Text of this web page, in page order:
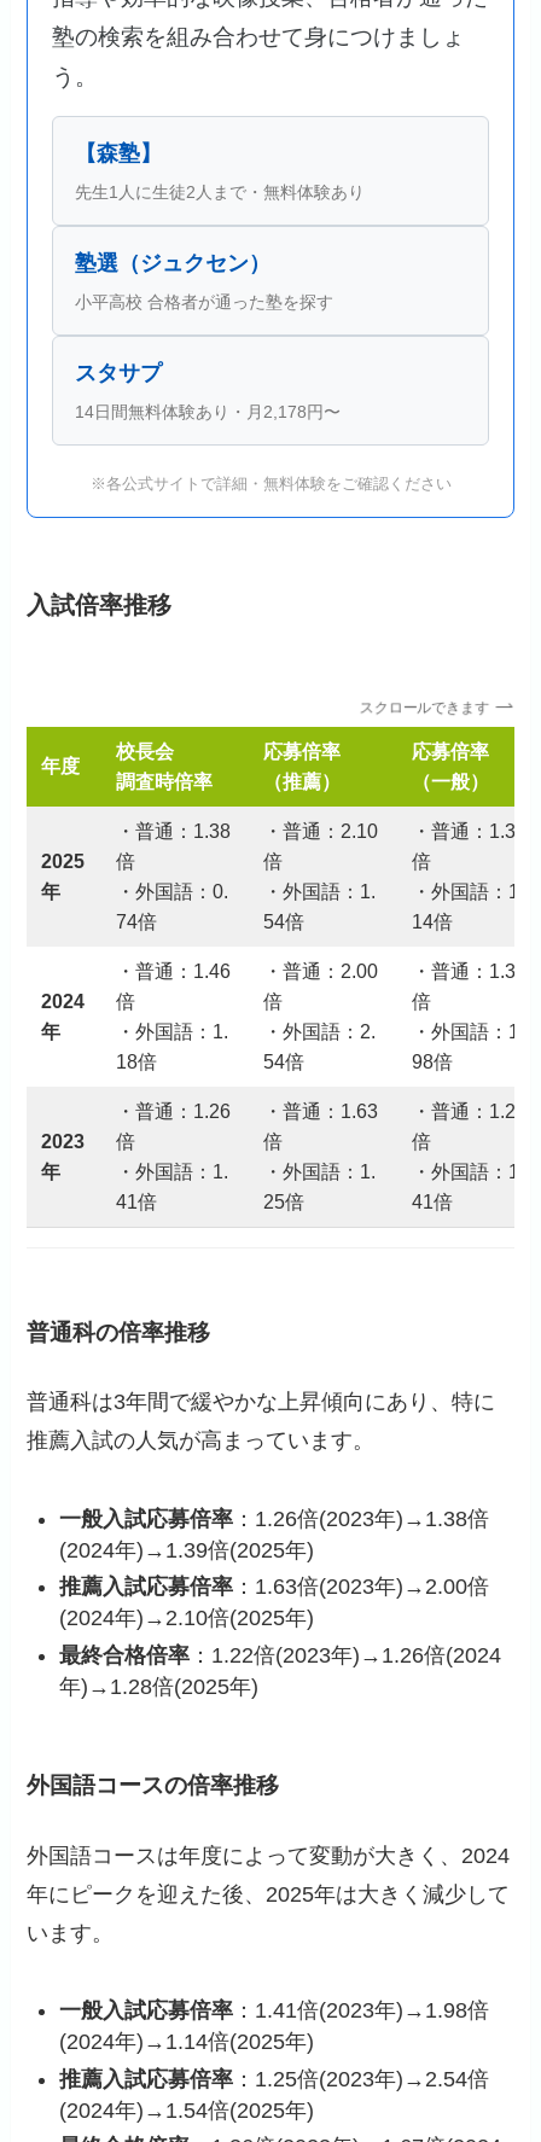
塾の検索を組み合わせて身につけましょ
う。
【森塾】
先生1人に生徒2人まで・無料体験あり
塾選（ジュクセン）
小平高校 合格者が通った塾を探す
スタサプ
14日間無料体験あり・月2,178円〜
※各公式サイトで詳細・無料体験をご確認ください
入試倍率推移
スクロールできます
年度
校長会
調査時倍率
応募倍率
（推薦）
応募倍率
（一般）
2025
年
・普通：1.38
倍
・外国語：0.
74倍
・普通：2.10
倍
・外国語：1.
54倍
・普通：1.39
倍
・外国語：1.
14倍
2024
年
・普通：1.46
倍
・外国語：1.
18倍
・普通：2.00
倍
・外国語：2.
54倍
・普通：1.38
倍
・外国語：1.
98倍
2023
年
・普通：1.26
倍
・外国語：1.
41倍
・普通：1.63
倍
・外国語：1.
25倍
・普通：1.26
倍
・外国語：1.
41倍
普通科の倍率推移
普通科は3年間で緩やかな上昇傾向にあり、特に
推薦入試の人気が高まっています。
一般入試応募倍率 ：1.26倍(2023年)→1.38倍
(2024年)→1.39倍(2025年)
推薦入試応募倍率 ：1.63倍(2023年)→2.00倍
(2024年)→2.10倍(2025年)
最終合格倍率 ：1.22倍(2023年)→1.26倍(2024
年)→1.28倍(2025年)
外国語コースの倍率推移
外国語コースは年度によって変動が大きく、2024
年にピークを迎えた後、2025年は大きく減少して
います。
一般入試応募倍率 ：1.41倍(2023年)→1.98倍
(2024年)→1.14倍(2025年)
推薦入試応募倍率 ：1.25倍(2023年)→2.54倍
(2024年)→1.54倍(2025年)